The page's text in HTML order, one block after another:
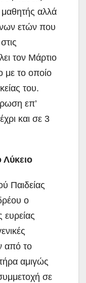
μαθητής αλλά
ετών που
τον Μάρτιο
με το οποίο
του.
επ’
και σε 3
Παιδείας
ο
από το
αμιγώς
σε